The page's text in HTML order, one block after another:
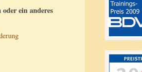
ein anderes